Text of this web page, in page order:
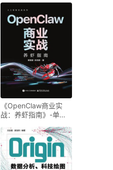
《OpenClaw商业实
战：养虾指南》-单致